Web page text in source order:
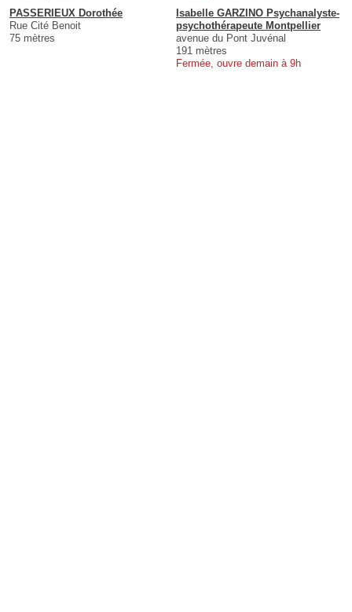
PASSERIEUX Dorothée
Rue Cité Benoit
75 mètres
Isabelle GARZINO Psychanalyste-
psychothérapeute Montpellier
avenue du Pont Juvénal
191 mètres
Fermée, ouvre demain à 9h